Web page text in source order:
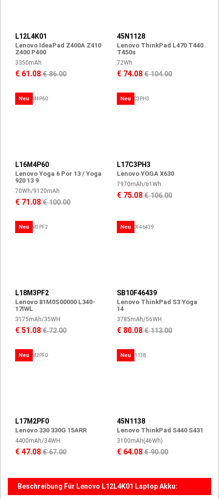
L12L4K01
Lenovo IdeaPad Z400A Z410
Z400 P400
3350mAh
€ 61.08€ 86.00
45N1128
Lenovo ThinkPad L470 T440
T450s
72Wh
€ 74.08€ 104.00
Neu
L16M4P60
Lenovo Yoga 6 Por 13 / Yoga
920 13 9
70Wh/9120mAh
€ 71.08€ 100.00
Neu
L17C3PH3
Lenovo YOGA X630
7970mAh/61Wh
€ 75.08€ 106.00
Neu
L18M3PF2
Lenovo 81M0S00000 L340-
17IWL
3175mAh/35WH
€ 51.08€ 72.00
Neu
SB10F46439
Lenovo ThinkPad S3 Yoga
14
3785mAh/56WH
€ 80.08€ 113.00
Neu
L17M2PF0
Lenovo 330 330G 15ARR
4400mAh/34WH
€ 47.08€ 67.00
Neu
45N1138
Lenovo ThinkPad S440 S431
3100mAh(46Wh)
€ 64.08€ 90.00
Beschreibung Für Lenovo L12L4K01 Laptop Akku: